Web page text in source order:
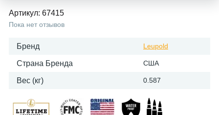
Артикул: 67415
Пока нет отзывов
Бренд Leupold
Страна Бренда США
Вес (кг) 0.587